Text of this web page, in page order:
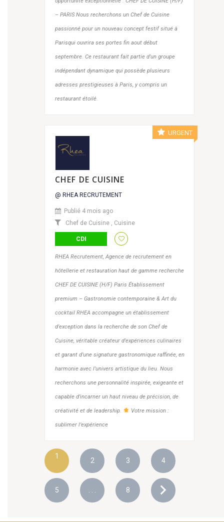
– PARIS Nous recherchons un Chef de Cuisine
passionné pour un nouveau concept festif situé à
Parisqui ouvrira ses portes fin aout début
septembre. Ce restaurant fait partie d’un groupe
indépendant dynamique qui possède plusieurs
adresses prestigieuses à Paris, y compris un
restaurant étoilé.
URGENT
CHEF DE CUISINE
@ RHEA RECRUTEMENT
Publié 4 mois ago
Chef de Cuisine , Cuisine
CDI
RHEA Recrutement, Agence de recrutement en
hôtellerie et restauration haut de gamme recherche
CHEF DE CUISINE (H/F) Paris Établissement
premium – Gastronomie contemporaine & Art du
cocktail RHEA accompagne un établissement
d’exception dans la recherche de son Chef de
Cuisine, véritable créateur d’expériences culinaires
et garant d’une signature gastronomique raffinée, en
harmonie avec l’univers artistique du lieu. Nous
recherchons une personnalité inspirée, exigeante et
capable d’incarner un haut niveau de précision, de
créativité et de leadership. Votre mission :
sublimer l’expérience
1
2 3 4
5 . . . 8